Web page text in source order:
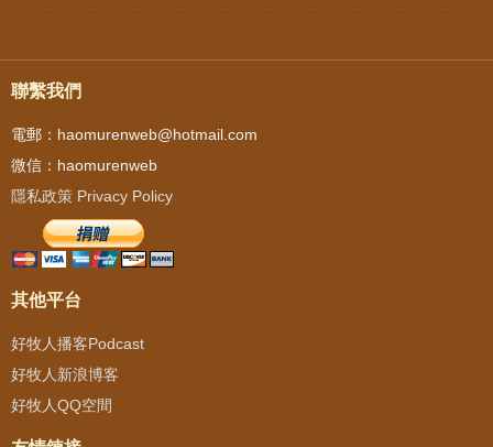
聯繫我們
電郵：haomurenweb@hotmail.com
微信：haomurenweb
隱私政策 Privacy Policy
其他平台
好牧人播客Podcast
好牧人新浪博客
好牧人QQ空間